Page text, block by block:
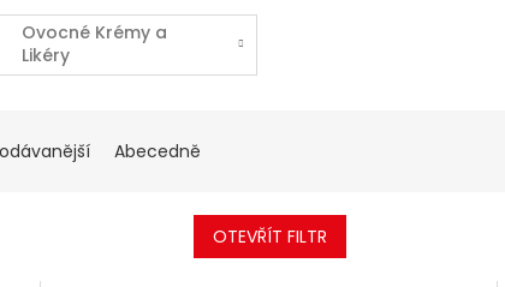
Ovocné Krémy a
Likéry
Abecedně
OTEVŘÍT FILTR